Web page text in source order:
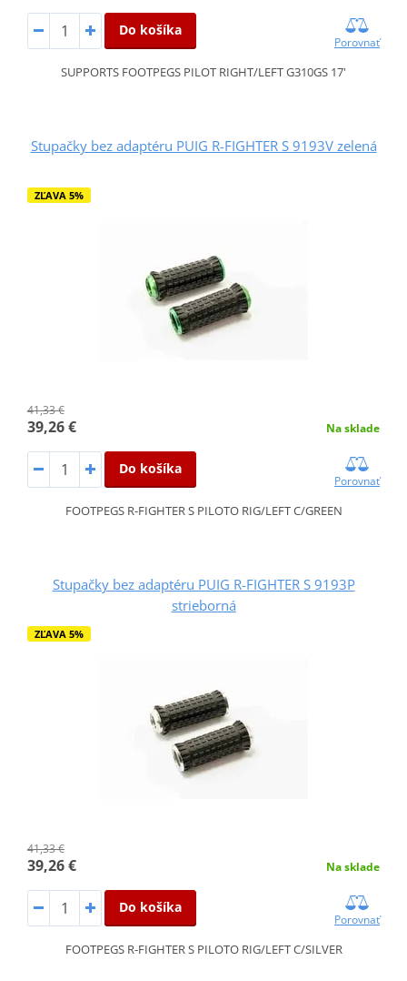
Do košíka
Porovnať
SUPPORTS FOOTPEGS PILOT RIGHT/LEFT G310GS 17'
Stupačky bez adaptéru PUIG R-FIGHTER S 9193V zelená
ZĽAVA 5%
41,33 €
39,26 € Na sklade
Do košíka
Porovnať
FOOTPEGS R-FIGHTER S PILOTO RIG/LEFT C/GREEN
Stupačky bez adaptéru PUIG R-FIGHTER S 9193P
strieborná
ZĽAVA 5%
41,33 €
39,26 € Na sklade
Do košíka
Porovnať
FOOTPEGS R-FIGHTER S PILOTO RIG/LEFT C/SILVER